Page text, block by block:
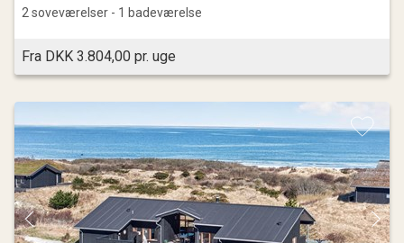
2 soveværelser - 1 badeværelse
Fra DKK 3.804,00 pr. uge